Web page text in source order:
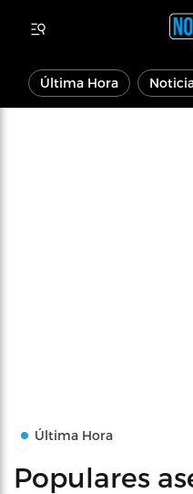
Última Hora
Última Hora
Populares